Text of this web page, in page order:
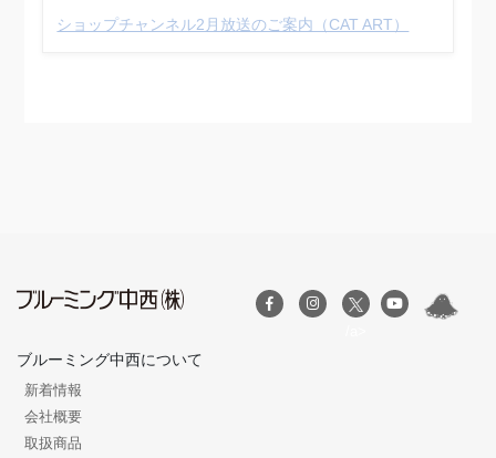
ショップチャンネル2月放送のご案内（CAT ART）
ブルーミング中西について
新着情報
会社概要
取扱商品